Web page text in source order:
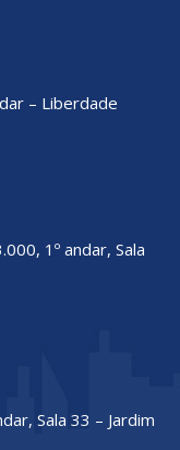
– Liberdade
1º andar, Sala
Sala 33 – Jardim